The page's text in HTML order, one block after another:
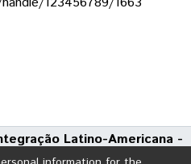
Latino-Americana -